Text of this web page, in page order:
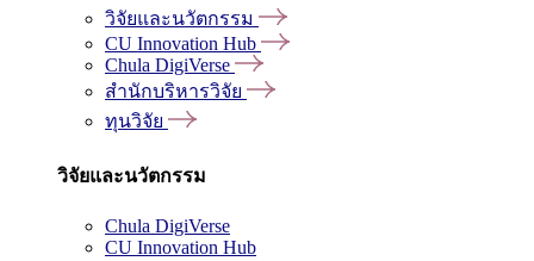
วิจัยและนวัตกรรม
CU Innovation Hub
Chula DigiVerse
สำนักบริหารวิจัย
ทุนวิจัย
วิจัยและนวัตกรรม
Chula DigiVerse
CU Innovation Hub